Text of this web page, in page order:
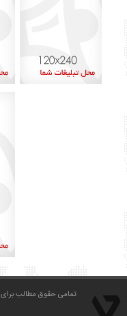
دی ۱۳۹۹
شهریور ۱۳۹۹
تمامی حقوق مطالب برای